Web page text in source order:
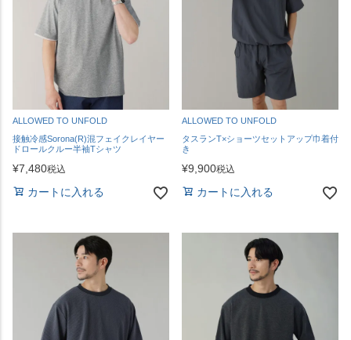
ALLOWED TO UNFOLD
接触冷感Sorona(R)混フェイクレイヤー
ドロールクルー半袖Tシャツ
¥7,480税込
カートに入れる
ALLOWED TO UNFOLD
タスランT×ショーツセットアップ巾着付
き
¥9,900税込
カートに入れる